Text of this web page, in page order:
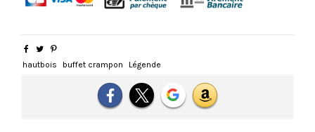
hautbois buffet crampon Légende